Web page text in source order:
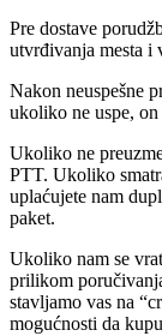
Pre dostave
utvrđivanja mesta i
Nakon neuspešne
ukoliko ne uspe,
Ukoliko ne
PTT. Ukoliko
uplaćujete nam
paket.
Ukoliko nam se
prilikom
stavljamo vas na
mogućnosti da